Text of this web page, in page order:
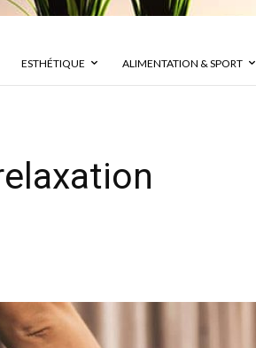
ESTHÉTIQUE ALIMENTATION & SPORT